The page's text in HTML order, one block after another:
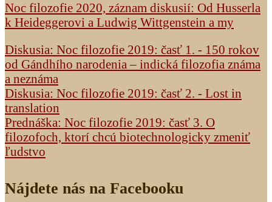
Noc filozofie 2020, záznam diskusií: Od Husserla
k Heideggerovi a Ludwig Wittgenstein a my
Diskusia: Noc filozofie 2019: časť 1. - 150 rokov
od Gándhího narodenia – indická filozofia známa
a neznáma
Diskusia: Noc filozofie 2019: časť 2. - Lost in
translation
Prednáška: Noc filozofie 2019: časť 3. O
filozofoch, ktorí chcú biotechnologicky zmeniť
ľudstvo
Nájdete nás na Facebooku